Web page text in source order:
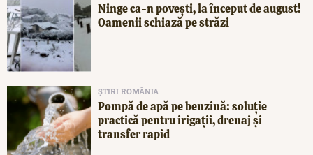
Ninge ca-n povești, la început de august!
Oamenii schiază pe străzi
ȘTIRI ROMÂNIA
Pompă de apă pe benzină: soluție
practică pentru irigații, drenaj și
transfer rapid